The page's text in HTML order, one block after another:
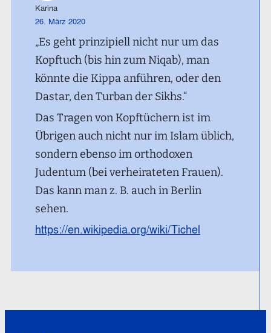
Karina
26. März 2020
„Es geht prinzipiell nicht nur um das
Kopftuch (bis hin zum Niqab), man
könnte die Kippa anführen, oder den
Dastar, den Turban der Sikhs.“
Das Tragen von Kopftüchern ist im
Übrigen auch nicht nur im Islam üblich,
sondern ebenso im orthodoxen
Judentum (bei verheirateten Frauen).
Das kann man z. B. auch in Berlin
sehen.
https://en.wikipedia.org/wiki/Tichel